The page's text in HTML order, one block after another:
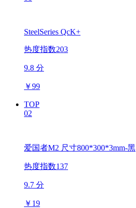
SteelSeries QcK+
热度指数203
9.8 分
￥99
TOP
02
爱国者M2 尺寸800*300*3mm-黑
热度指数137
9.7 分
￥ 19